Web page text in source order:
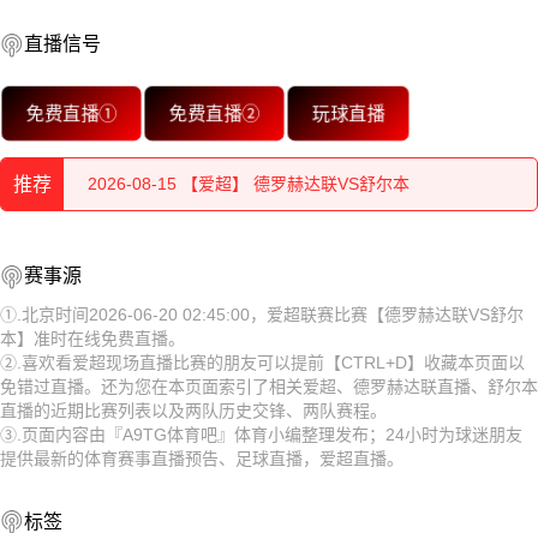
直播信号
免费直播① 免费直播② 玩球直播
推荐
2026-08-15 【爱超】 德罗赫达联VS舒尔本
2026-08-15 【爱超】 德罗赫达联VS舒尔本
2026-08-15 【爱超】 德罗赫达联VS舒尔本
2026-08-15 【爱超】 德罗赫达联VS舒尔本
2026-08-15 【爱超】 德罗赫达联VS舒尔本
2026-08-15 【爱超】 德罗赫达联VS舒尔本
2026-08-15 【爱超】 德罗赫达联VS舒尔本
2026-08-15 【爱超】 德罗赫达联VS舒尔本
赛事源
①.北京时间2026-06-20 02:45:00，爱超联赛比赛【德罗赫达联VS舒尔
本】准时在线免费直播。
②.喜欢看爱超现场直播比赛的朋友可以提前【CTRL+D】收藏本页面以
免错过直播。还为您在本页面索引了相关爱超、德罗赫达联直播、舒尔本
直播的近期比赛列表以及两队历史交锋、两队赛程。
③.页面内容由『A9TG体育吧』体育小编整理发布；24小时为球迷朋友
提供最新的体育赛事直播预告、足球直播，爱超直播。
标签